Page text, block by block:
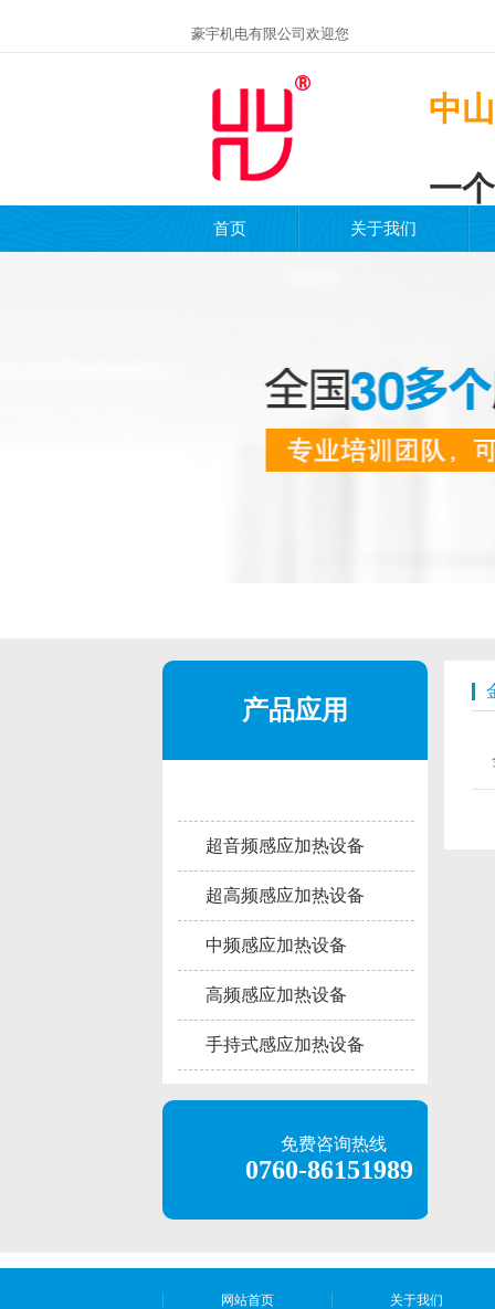
豪宇机电有限公司欢迎您
中
一
首页 关于我们
产品应用
超音频感应加热设备
超高频感应加热设备
中频感应加热设备
高频感应加热设备
手持式感应加热设备
免费咨询热线
0760-86151989
网站首页 关于我们